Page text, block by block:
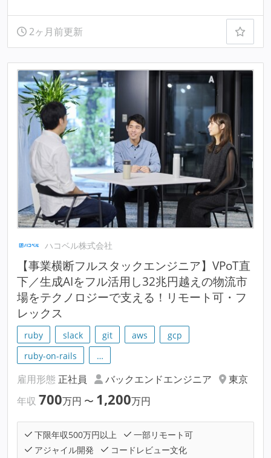
2ヶ月前更新
ハコベル株式会社
【事業横断フルスタックエンジニア】VPoT直
下／生成AIをフル活用し32兆円越えの物流市
場をテクノロジーで支える！リモート可・フ
レックス
ruby slack git aws
gcp
ruby-on-rails
…
雇用形態 正社員 バックエンドエンジニア
東京
年収 700万円 〜 1,200万円
下限年収500万円以上
一部リモート可
アジャイル開発
コードレビュー文化